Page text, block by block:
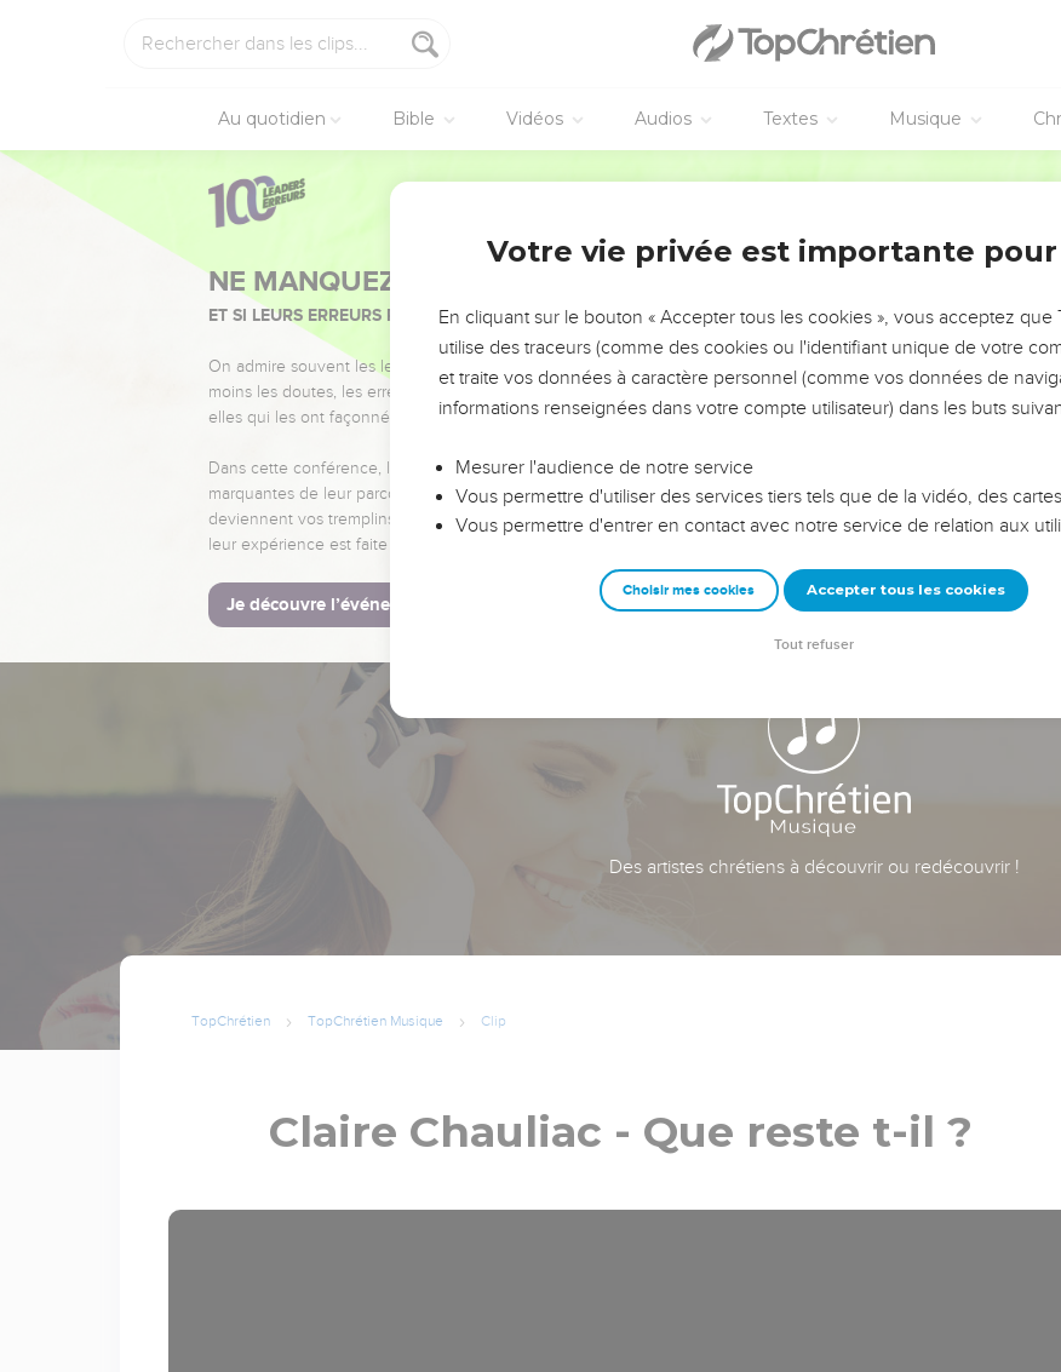
Au quotidien Bible Vidéos Audios Textes Musique
NE MANQUEZ PAS L’ÉVÉNEMENT DE L’ANNÉE !
ET SI LEURS ERREURS POUVAIENT VOUS ÉVITER LES VOTRES ?
On admire souvent les leaders pour leurs réussites, leur impact, leur foi ou leur vision. Mais on voit
moins les doutes, les erreurs et les saisons difficiles qu'ils ont traversés, alors même que ce sont
elles qui les ont façonnés.
Dans cette conférence, leaders, entrepreneurs, et responsables reviennent sur les erreurs
marquantes de leur parcours et les clés pour avancer avec plus de sagesse afin que leurs erreurs
deviennent vos tremplins. Que vous guidiez un ministère, une équipe, un groupe ou une famille,
leur expérience est faite pour vous.
Je découvre l’événement
Des artistes chrétiens à découvrir ou redécouvrir !
TopChrétien TopChrétien Musique Clip
Claire Chauliac - Que reste t-il ?
Votre vie privée est importante
En cliquant sur le bouton « Accepter tous les cookies », vous acceptez que
utilise des traceurs (comme des cookies ou l'identifiant unique de votre
et traite vos données à caractère personnel (comme vos données de
informations renseignées dans votre compte utilisateur) dans les buts
Mesurer l'audience de notre service
Vous permettre d'utiliser des services tiers tels que de la vidéo, des
Vous permettre d'entrer en contact avec notre service de relation aux
Choisir mes cookies Accepter tous les cookies
Tout refuser